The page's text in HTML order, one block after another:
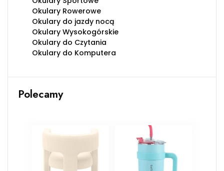
Okulary Rowerowe
Okulary do jazdy nocą
Okulary Wysokogórskie
Okulary do Czytania
Okulary do Komputera
Polecamy